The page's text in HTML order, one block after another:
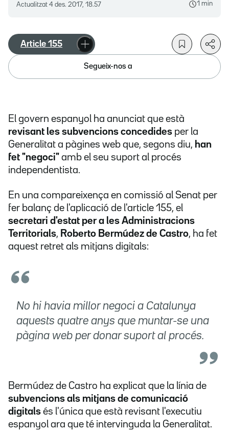
Actualitzat 4 des. 2017, 18.57 1 min
Article 155
Segueix-nos a
El govern espanyol ha anunciat que està
revisant les subvencions concedides per la
Generalitat a pàgines web que, segons diu, han
fet "negoci" amb el seu suport al procés
independentista.
En una compareixença en comissió al Senat per
fer balanç de l'aplicació de l'article 155, el
secretari d'estat per a les Administracions
Territorials, Roberto Bermúdez de Castro, ha fet
aquest retret als mitjans digitals:
No hi havia millor negoci a Catalunya
aquests quatre anys que muntar-se una
pàgina web per donar suport al procés.
Bermúdez de Castro ha explicat que la línia de
subvencions als mitjans de comunicació
digitals és l'única que està revisant l'executiu
espanyol ara que té intervinguda la Generalitat.